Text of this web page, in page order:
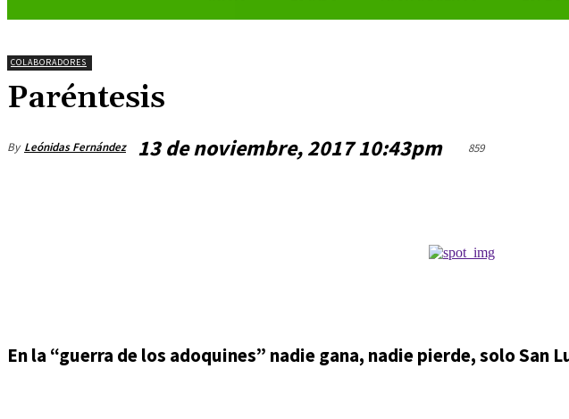
COLABORADORES
Paréntesis
By Leónidas Fernández 13 de noviembre, 2017 10:43pm 859
En la “guerra de los adoquines” nadie gana, nadie pierde, solo San